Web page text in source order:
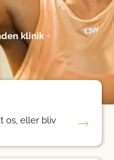
klinik
os, eller bliv